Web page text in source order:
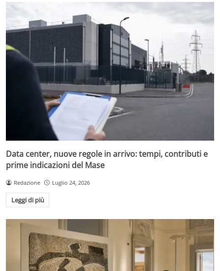
Data center, nuove regole in arrivo: tempi, contributi e
prime indicazioni del Mase
Redazione Luglio 24, 2026
Leggi di più